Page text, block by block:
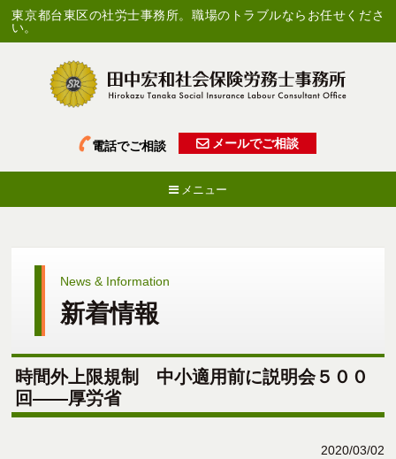
東京都台東区の社労士事務所。職場のトラブルならお任せくださ
い。
電話でご相談 メールでご相談
メニュー
News & Information
新着情報
時間外上限規制 中小適用前に説明会５００
回――厚労省
2020/03/02